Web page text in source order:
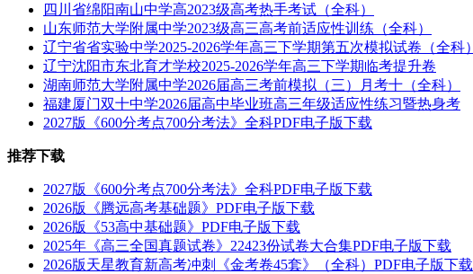
四川省绵阳南山中学高2023级高考热手考试（全科）
山东师范大学附属中学2023级高三高考前适应性训练（全科）
辽宁省省实验中学2025-2026学年高三下学期第五次模拟试卷（全科）
辽宁沈阳市东北育才学校2025-2026学年高三下学期临考提升卷
湖南师范大学附属中学2026届高三考前模拟（三）月考十（全科）
福建厦门双十中学2026届高中毕业班高三年级适应性练习暨热身考
2027版《600分考点700分考法》全科PDF电子版下载
推荐下载
2027版《600分考点700分考法》全科PDF电子版下载
2026版《腾远高考基础题》PDF电子版下载
2026版《53高中基础题》PDF电子版下载
2025年《高三全国真题试卷》22423份试卷大合集PDF电子版下载
2026版天星教育新高考冲刺《金考卷45套》（全科）PDF电子版下载